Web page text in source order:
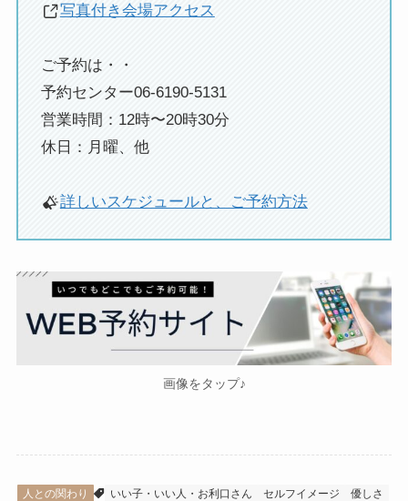
写真付き会場アクセス
ご予約は・・
予約センター06-6190-5131
営業時間：12時〜20時30分
休日：月曜、他
詳しいスケジュールと、ご予約方法
画像をタップ♪
人との関わり いい子・いい人・お利口さん セルフイメージ 優しさ